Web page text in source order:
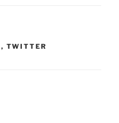
, TWITTER